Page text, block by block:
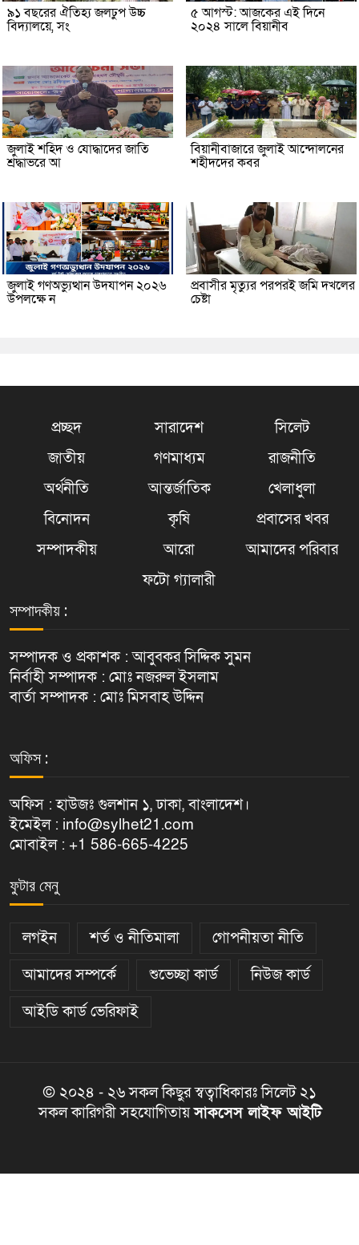
৯১ বছরের ঐতিহ্য জলঢুপ উচ্চ
বিদ্যালয়ে, সং
৫ আগস্ট: আজকের এই দিনে
২০২৪ সালে বিয়ানীব
জুলাই শহিদ ও যোদ্ধাদের জাতি
শ্রদ্ধাভরে আ
বিয়ানীবাজারে জুলাই আন্দোলনের
শহীদদের কবর
জুলাই গণঅভ্যুত্থান উদযাপন ২০২৬
উপলক্ষে ন
প্রবাসীর মৃত্যুর পরপরই জমি দখলের
চেষ্টা
প্রচ্ছদ সারাদেশ
সিলেট
জাতীয়
গণমাধ্যম
রাজনীতি
অর্থনীতি
আন্তর্জাতিক
খেলাধুলা
বিনোদন
কৃষি
প্রবাসের খবর
সম্পাদকীয়
আরো
আমাদের পরিবার
ফটো গ্যালারী
সম্পাদকীয় :
সম্পাদক ও প্রকাশক : আবুবকর সিদ্দিক সুমন
নির্বাহী সম্পাদক : মোঃ নজরুল ইসলাম
বার্তা সম্পাদক : মোঃ মিসবাহ উদ্দিন
অফিস :
অফিস : হাউজঃ গুলশান ১, ঢাকা, বাংলাদেশ।
ইমেইল : info@sylhet21.com
মোবাইল : +1 586-665-4225
ফুটার মেনু
লগইন শর্ত ও নীতিমালা
গোপনীয়তা নীতি
আমাদের সম্পর্কে
শুভেচ্ছা কার্ড
নিউজ কার্ড
আইডি কার্ড ভেরিফাই
© ২০২৪ - ২৬ সকল কিছুর স্বত্বাধিকারঃ সিলেট ২১
সকল কারিগরী সহযোগিতায়সাকসেস লাইফ আইটি